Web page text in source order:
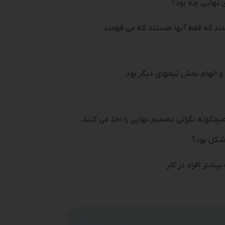
نهایی چه بود؟
کنند که فقط آنها هستند که می­ فهمند.
و الهام بخش تیم­های دیگر بود.
نگرانی تصمیم نهایی را اخذ می ­کنند.
شکل بود؟
افراد در کار.